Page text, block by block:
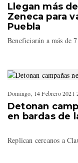
Llegan más
Zeneca para
Puebla
Beneficiarán a más de
Domingo, 14 Febrero 2021
Detonan
en bardas de
Replican cercanos a